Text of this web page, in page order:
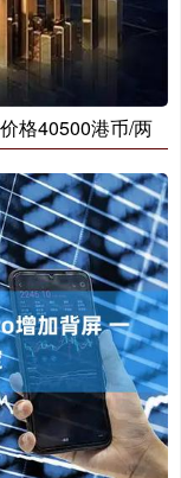
格40500港币/两